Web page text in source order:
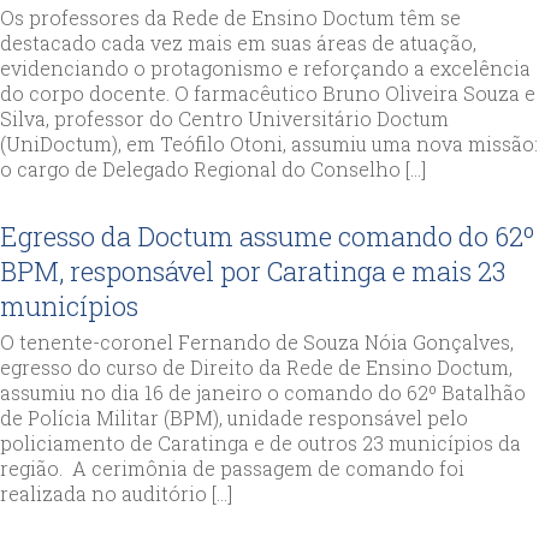
Os professores da Rede de Ensino Doctum têm se
destacado cada vez mais em suas áreas de atuação,
evidenciando o protagonismo e reforçando a excelência
do corpo docente. O farmacêutico Bruno Oliveira Souza e
Silva, professor do Centro Universitário Doctum
(UniDoctum), em Teófilo Otoni, assumiu uma nova missão:
o cargo de Delegado Regional do Conselho […]
Egresso da Doctum assume comando do 62º
BPM, responsável por Caratinga e mais 23
municípios
O tenente-coronel Fernando de Souza Nóia Gonçalves,
egresso do curso de Direito da Rede de Ensino Doctum,
assumiu no dia 16 de janeiro o comando do 62º Batalhão
de Polícia Militar (BPM), unidade responsável pelo
policiamento de Caratinga e de outros 23 municípios da
região. A cerimônia de passagem de comando foi
realizada no auditório […]